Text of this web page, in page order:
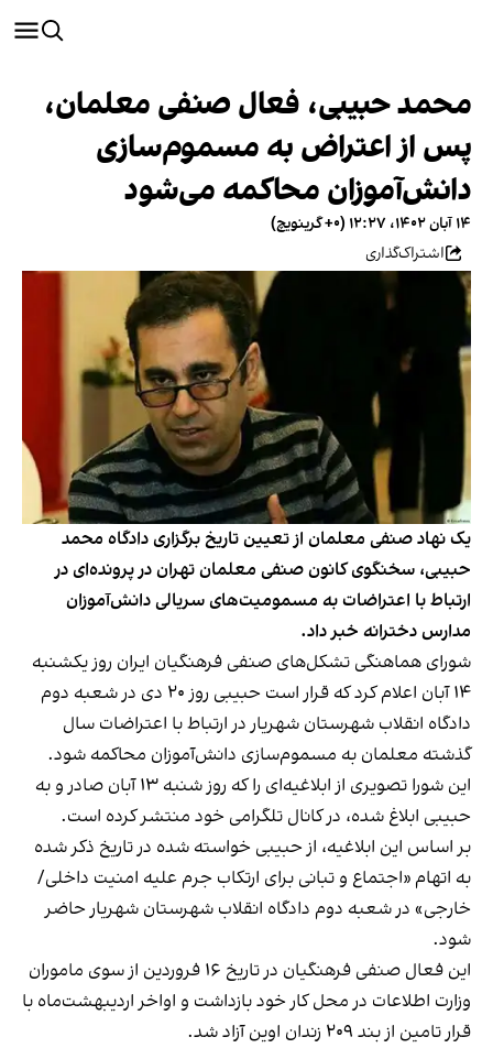
محمد حبیبی، فعال صنفی معلمان،
پس از اعتراض به مسموم‌سازی
دانش‌آموزان محاکمه می‌شود
۱۴ آبان ۱۴۰۲، ۱۲:۲۷ (‎+۰ گرینویچ)
اشتراک‌گذاری
یک نهاد صنفی معلمان از تعیین تاریخ برگزاری دادگاه محمد
حبیبی، سخنگوی کانون صنفی معلمان تهران در پرونده‌ای در
ارتباط با اعتراضات به مسمومیت‌های سریالی دانش‌آموزان
مدارس دخترانه خبر داد.
شورای هماهنگی تشکل‌های صنفی فرهنگیان ایران روز یکشنبه
۱۴ آبان اعلام کرد که قرار است حبیبی روز ۲۰ دی‌ در شعبه دوم
دادگاه انقلاب شهرستان شهریار در ارتباط با اعتراضات سال
گذشته معلمان به مسموم‌سازی دانش‌آموزان محاکمه شود.
این شورا تصویری از ابلاغیه‌ای را که روز شنبه ۱۳ آبان صادر و به
حبیبی ابلاغ شده، در کانال تلگرامی خود منتشر کرده است.
بر اساس این ابلاغیه، از حبیبی خواسته شده در تاریخ ذکر شده
به اتهام «اجتماع و تبانی برای ارتکاب جرم علیه امنیت داخلی/
خارجی» در شعبه دوم دادگاه انقلاب شهرستان شهریار حاضر
شود.
این فعال صنفی فرهنگیان در تاریخ ۱۶ فروردین از سوی ماموران
وزارت اطلاعات در محل کار خود بازداشت و اواخر اردیبهشت‌ماه با
قرار تامین از بند ۲۰۹ زندان اوین آزاد شد.